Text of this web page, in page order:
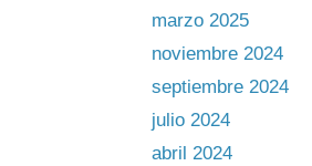
marzo 2025
noviembre 2024
septiembre 2024
julio 2024
abril 2024